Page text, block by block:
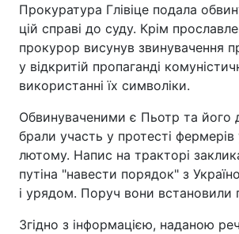
Прокуратура Глівіце подала
цій справі до суду. Крім
прокурор висунув звинувачення
у відкритій пропаганді
використанні їх символіки.
Обвинуваченими є Пьотр та його
брали участь у протесті
лютому. Напис на тракторі
путіна "навести порядок" з
і урядом. Поруч вони
Згідно з інформацією, наданою